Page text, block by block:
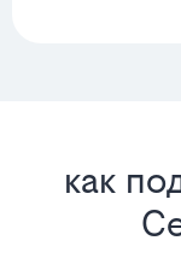
как